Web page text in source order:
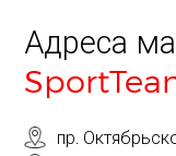
Адреса
пр.